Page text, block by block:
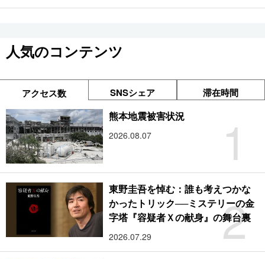
人気のコンテンツ
アクセス数 SNSシェア 滞在時間
1
熊本地震被害状況
2026.08.07
2
東野圭吾を悼む：誰も考えつかな
かったトリック──ミステリーの金
字塔『容疑者Ｘの献身』の舞台裏
2026.07.29